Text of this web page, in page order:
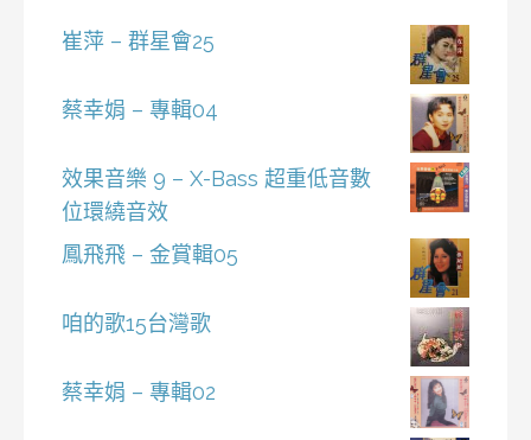
崔萍 – 群星會25
蔡幸娟 – 專輯04
效果音樂 9 – X-Bass 超重低音數
位環繞音效
鳳飛飛 – 金賞輯05
咱的歌15台灣歌
蔡幸娟 – 專輯02